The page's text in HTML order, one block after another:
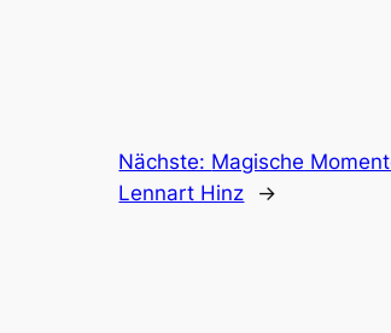
Nächste: Magische
Lennart Hinz
→